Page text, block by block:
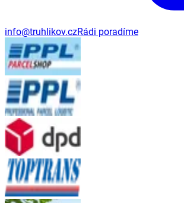
info@truhlikov.czRádi poradíme